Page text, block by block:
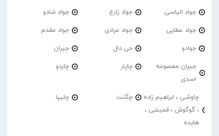
جواد الیاسی جواد زارع جواد شادو
جواد عطایی جواد مرادی جواد مقدم
جوادو جی دال جیران
جیران معصومه
اسدی
چاپار چاردو
چاوشی ، ابراهیم زاده
، گوگوش ، قمیشی ،
هایده
چگنت چلیپا